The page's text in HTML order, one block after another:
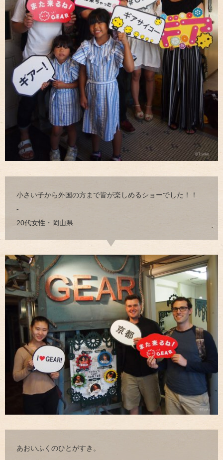
小さい子から外国の方まで皆が楽しめるショーでした！！
-
20代女性・岡山県
あおいふくのひとがすき。